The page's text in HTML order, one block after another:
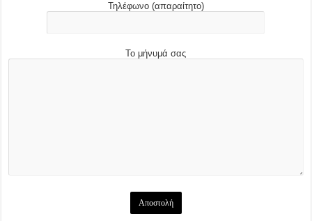
Τηλέφωνο (απαραίτητο)
Το μήνυμά σας